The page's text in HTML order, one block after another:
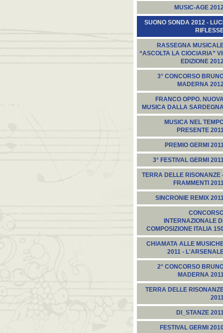
MUSIC-AGE 2012
SUONO SONDA 2012 - LUCI
RASSEGNA
“ASCOLTA LA CIOCIARIA” VII
EDIZIONE 2012
3° CONCORSO
MADERNA 2012
FRANCO OPPO. NUOVA
MUSICA DALLA SARDEGNA
MUSICA NEL
PRESENTE 2011
PREMIO GERMI 2011
3° FESTIVAL GERMI 2011
TERRA DELLE RISONANZE
FRAMMENTI 2011
SINCRONIE REMIX 2011
INTERNAZIONALE DI
COMPOSIZIONE ITALIA
CHIAMATA ALLE
2011 -
2° CONCORSO
MADERNA 2011
TERRA DELLE
2011
DI_STANZE 2011
FESTIVAL GERMI